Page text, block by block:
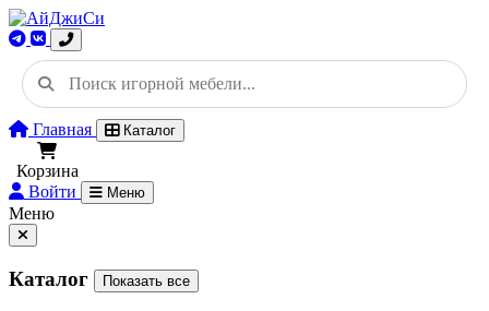
Главная Каталог
Корзина
Войти
Меню
Меню
Каталог Показать все